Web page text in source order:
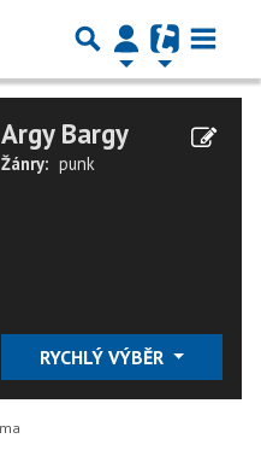
Argy Bargy
Žánry: punk
RYCHLÝ VÝBĚR